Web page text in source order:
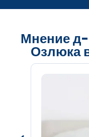
Мнение
Озлюка